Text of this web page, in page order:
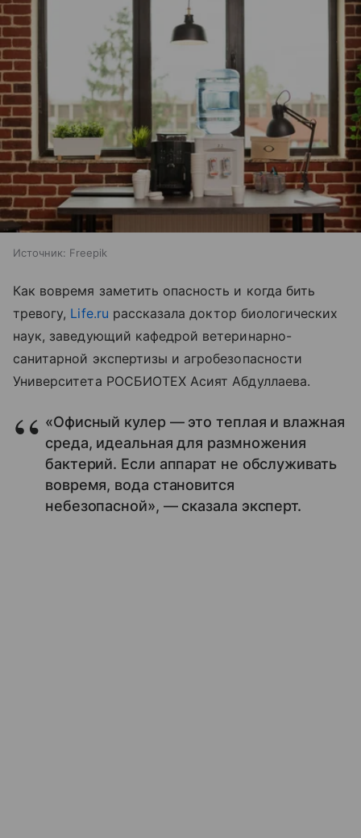
Источник: Freepik
Как вовремя заметить опасность и когда бить
тревогу, Life.ru рассказала доктор биологических
наук, заведующий кафедрой ветеринарно-
санитарной экспертизы и агробезопасности
Университета РОСБИОТЕХ Асият Абдуллаева.
«Офисный кулер — это теплая и влажная
среда, идеальная для размножения
бактерий. Если аппарат не обслуживать
вовремя, вода становится
небезопасной», — сказала эксперт.